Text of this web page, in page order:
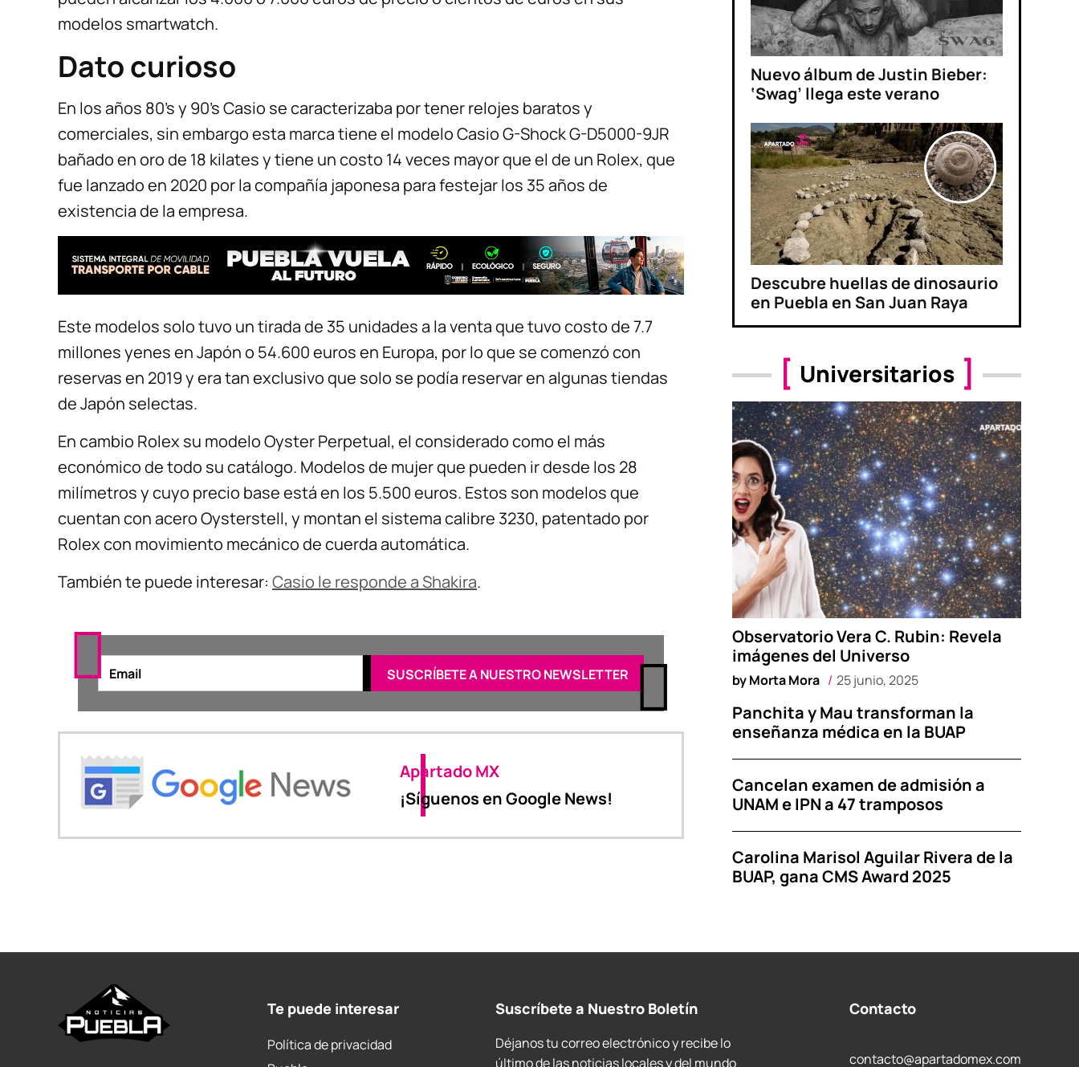
modelos smartwatch.
Dato curioso
En los años 80’s y 90’s Casio se caracterizaba por tener relojes baratos y
comerciales, sin embargo esta marca tiene el modelo Casio G-Shock G-D5000-9JR
bañado en oro de 18 kilates y tiene un costo 14 veces mayor que el de un Rolex, que
fue lanzado en 2020 por la compañía japonesa para festejar los 35 años de
existencia de la empresa.
Este modelos solo tuvo un tirada de 35 unidades a la venta que tuvo costo de 7.7
millones yenes en Japón o 54.600 euros en Europa, por lo que se comenzó con
reservas en 2019 y era tan exclusivo que solo se podía reservar en algunas tiendas
de Japón selectas.
En cambio Rolex su modelo Oyster Perpetual, el considerado como el más
económico de todo su catálogo. Modelos de mujer que pueden ir desde los 28
milímetros y cuyo precio base está en los 5.500 euros. Estos son modelos que
cuentan con acero Oysterstell, y montan el sistema calibre 3230, patentado por
Rolex con movimiento mecánico de cuerda automática.
También te puede interesar: Casio le responde a Shakira.
Apartado MX
¡Síguenos en Google News!
Nuevo álbum de Justin Bieber:
‘Swag’ llega este verano
Descubre huellas de dinosaurio
en Puebla en San Juan Raya
Universitarios
Observatorio Vera C. Rubin: Revela
imágenes del Universo
byMorta Mora 25 junio, 2025
Panchita y Mau transforman la
enseñanza médica en la BUAP
Cancelan examen de admisión a
UNAM e IPN a 47 tramposos
Carolina Marisol Aguilar Rivera de la
BUAP, gana CMS Award 2025
Te puede interesar
Política de privacidad
Suscríbete a Nuestro Boletín
Déjanos tu correo electrónico y recibe lo
último de las noticias locales y del mundo
Contacto
contacto@apartadomex.com